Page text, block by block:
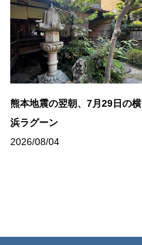
熊本地震の翌朝、7月29日の横
浜ラグーン
2026/08/04